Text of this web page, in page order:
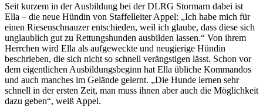
Seit kurzem in der Ausbildung bei der DLRG Stormarn dabei ist
Ella – die neue Hündin von Staffelleiter Appel: „Ich habe mich für
einen Riesenschnauzer entschieden, weil ich glaube, dass diese sich
unglaublich gut zu Rettungshunden ausbilden lassen.“ Von ihrem
Herrchen wird Ella als aufgeweckte und neugierige Hündin
beschrieben, die sich nicht so schnell verängstigen lässt. Schon vor
dem eigentlichen Ausbildungsbeginn hat Ella übliche Kommandos
und auch manches im Gelände gelernt. „Die Hunde lernen sehr
schnell in der ersten Zeit, man muss ihnen aber auch die Möglichkeit
dazu geben“, weiß Appel.